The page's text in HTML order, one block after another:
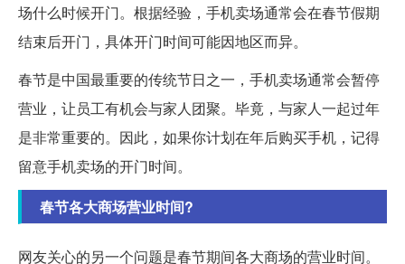
场什么时候开门。根据经验，手机卖场通常会在春节假期
结束后开门，具体开门时间可能因地区而异。
春节是中国最重要的传统节日之一，手机卖场通常会暂停
营业，让员工有机会与家人团聚。毕竟，与家人一起过年
是非常重要的。因此，如果你计划在年后购买手机，记得
留意手机卖场的开门时间。
春节各大商场营业时间?
网友关心的另一个问题是春节期间各大商场的营业时间。